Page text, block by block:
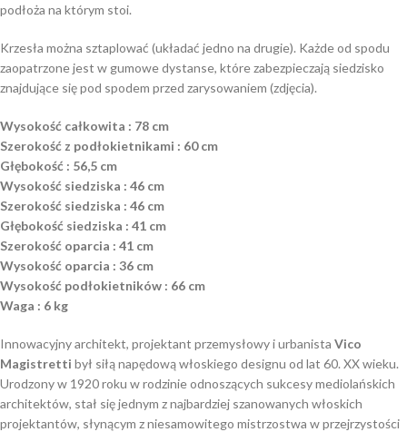
podłoża na którym stoi.
Krzesła można sztaplować (układać jedno na drugie). Każde od spodu
zaopatrzone jest w gumowe dystanse, które zabezpieczają siedzisko
znajdujące się pod spodem przed zarysowaniem (zdjęcia).
Wysokość całkowita : 78 cm
Szerokość z podłokietnikami : 60 cm
Głębokość : 56,5 cm
Wysokość siedziska : 46 cm
Szerokość siedziska : 46 cm
Głębokość siedziska : 41 cm
Szerokość oparcia : 41 cm
Wysokość oparcia : 36 cm
Wysokość podłokietników : 66 cm
Waga : 6 kg
Innowacyjny architekt, projektant przemysłowy i urbanista Vico
Magistretti był siłą napędową włoskiego designu od lat 60. XX wieku.
Urodzony w 1920 roku w rodzinie odnoszących sukcesy mediolańskich
architektów, stał się jednym z najbardziej szanowanych włoskich
projektantów, słynącym z niesamowitego mistrzostwa w przejrzystości